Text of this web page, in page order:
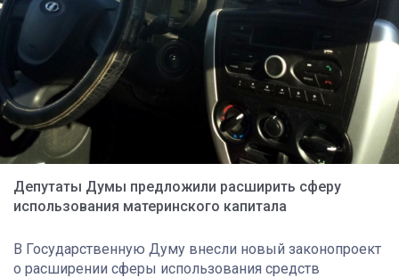
Депутаты Думы предложили расширить сферу
использования материнского капитала
В Государственную Думу внесли новый законопроект
о расширении сферы использования средств